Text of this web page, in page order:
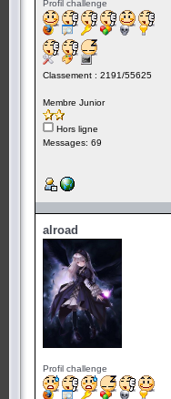
Profil challenge
Classement : 2191/55625
Membre Junior
Hors ligne
Messages: 69
alroad
Profil challenge